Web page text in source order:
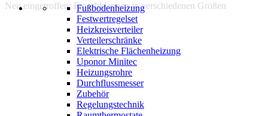
Neu eingetroffen: Froschklappen in verschiedenen Größen
Fußbodenheizung
Festwertregelset
Heizkreisverteiler
Verteilerschränke
Elektrische Flächenheizung
Uponor Minitec
Heizungsrohre
Durchflussmesser
Zubehör
Regelungstechnik